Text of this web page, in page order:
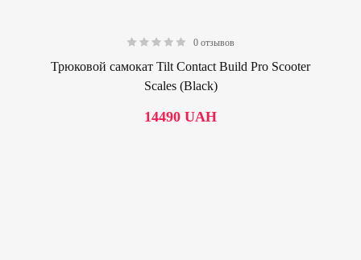
0 отзывов
Трюковой самокат Tilt Contact Build Pro Scooter
Scales (Black)
14490 UAH